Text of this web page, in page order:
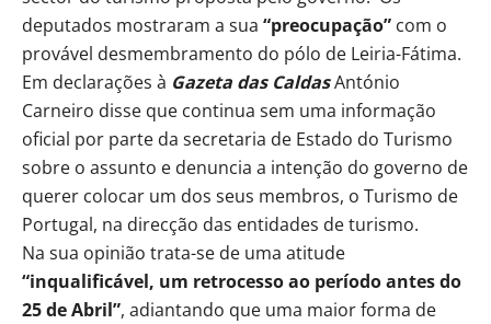
deputados mostraram a sua “preocupação” com o
provável desmembramento do pólo de Leiria-Fátima.
Em declarações à Gazeta das CaldasAntónio
Carneiro disse que continua sem uma informação
oficial por parte da secretaria de Estado do Turismo
sobre o assunto e denuncia a intenção do governo de
querer colocar um dos seus membros, o Turismo de
Portugal, na direcção das entidades de turismo.
Na sua opinião trata-se de uma atitude
“inqualificável, um retrocesso ao período antes do
25 de Abril”, adiantando que uma maior forma de